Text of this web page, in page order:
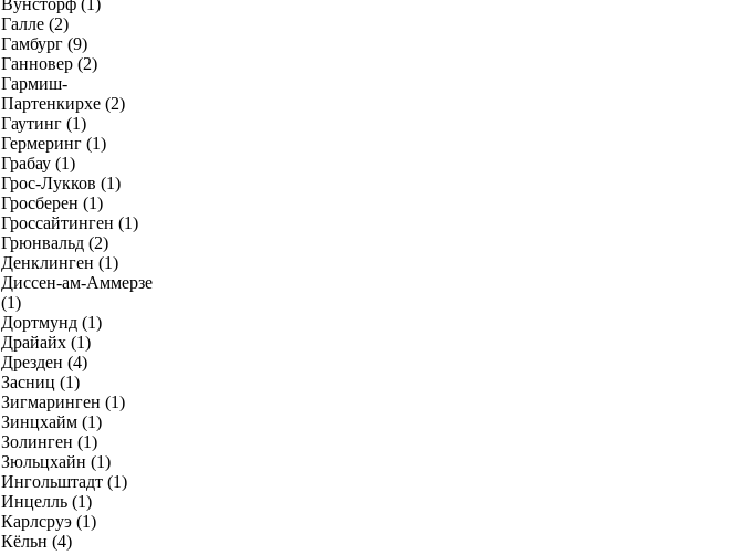
Вунсторф (1)
Галле (2)
Гамбург (9)
Ганновер (2)
Гармиш-
Партенкирхе (2)
Гаутинг (1)
Гермеринг (1)
Грабау (1)
Грос-Лукков (1)
Гросберен (1)
Гроссайтинген (1)
Грюнвальд (2)
Денклинген (1)
Диссен-ам-Аммерзе
(1)
Дортмунд (1)
Драйайх (1)
Дрезден (4)
Засниц (1)
Зигмаринген (1)
Зинцхайм (1)
Золинген (1)
Зюльцхайн (1)
Ингольштадт (1)
Инцелль (1)
Карлсруэ (1)
Кёльн (4)